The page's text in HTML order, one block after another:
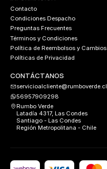
Contacto
Condiciones Despacho
Preguntas Frecuentes
Términos y Condiciones
Política de Reembolsos y Cambios
Políticas de Privacidad
CONTÁCTANOS
servicioalcliente@rumboverde.cl
56957909298
Rumbo Verde
Latadía 4317, Las Condes
Santiago - Las Condes
Región Metropolitana - Chile